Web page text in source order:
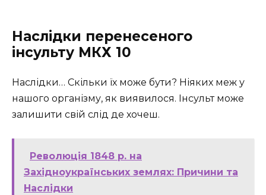
Наслідки перенесеного
інсульту МКХ 10
Наслідки… Скільки їх може бути? Ніяких меж у
нашого організму, як виявилося. Інсульт може
залишити свій слід де хочеш.
Революція 1848 р. на
Західноукраїнських землях: Причини та
Наслідки